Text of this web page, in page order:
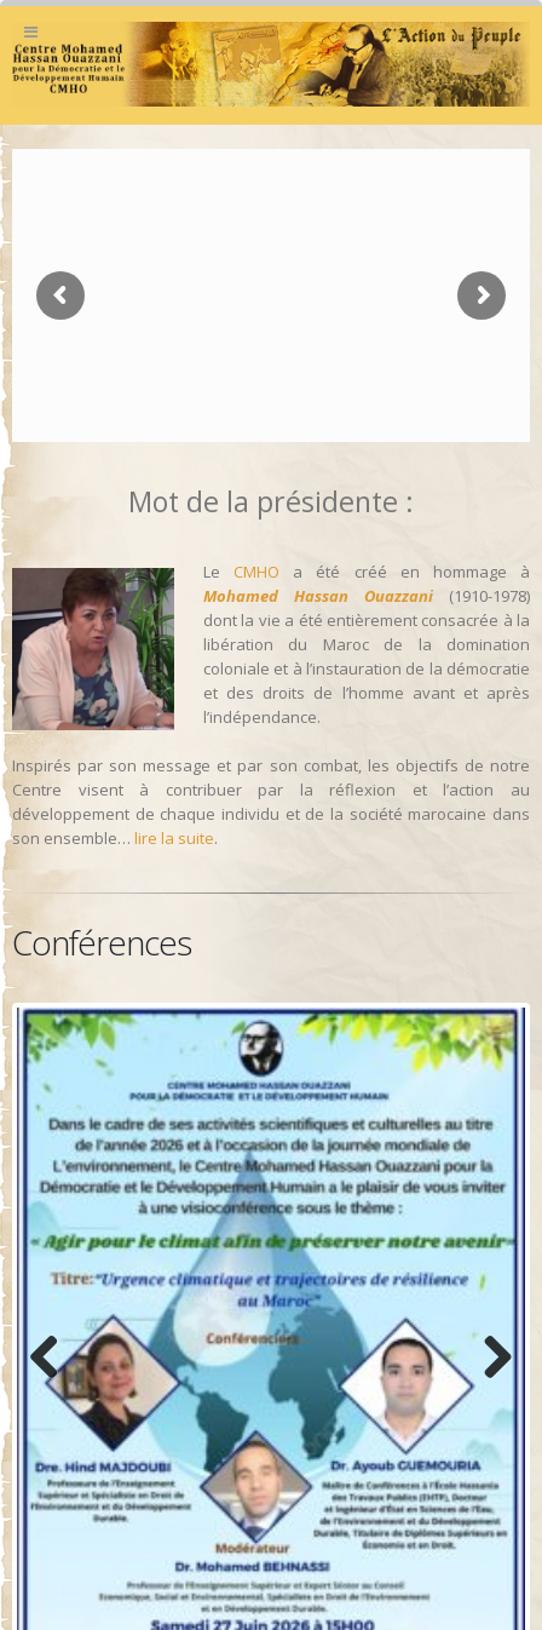
Mot de la présidente :
Le CMHO a été créé en hommage à
Mohamed Hassan Ouazzani (1910-1978)
dont la vie a été entièrement consacrée à la
libération du Maroc de la domination
coloniale et à l’instauration de la démocratie
et des droits de l’homme avant et après
l’indépendance.
Inspirés par son message et par son combat, les objectifs de notre
Centre visent à contribuer par la réflexion et l’action au
développement de chaque individu et de la société marocaine dans
son ensemble… lire la suite.
Conférences
Previo